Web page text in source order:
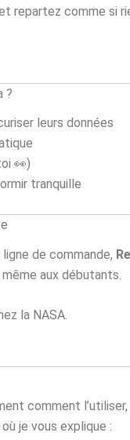
repartez comme si
?
leurs données
👀)
tranquille
de commande,
aux débutants.
la NASA.
comment l’utiliser,
je vous explique :